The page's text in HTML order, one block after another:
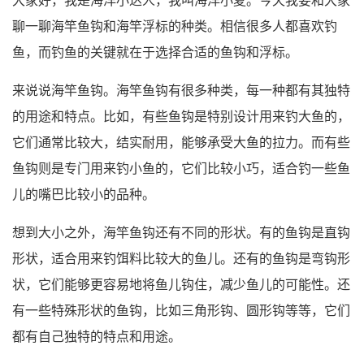
聊一聊海竿鱼钩和海竿浮标的种类。相信很多人都喜欢钓
鱼，而钓鱼的关键就在于选择合适的鱼钩和浮标。
来说说海竿鱼钩。海竿鱼钩有很多种类，每一种都有其独特
的用途和特点。比如，有些鱼钩是特别设计用来钓大鱼的，
它们通常比较大，结实耐用，能够承受大鱼的拉力。而有些
鱼钩则是专门用来钓小鱼的，它们比较小巧，适合钓一些鱼
儿的嘴巴比较小的品种。
想到大小之外，海竿鱼钩还有不同的形状。有的鱼钩是直钩
形状，适合用来钓饵料比较大的鱼儿。还有的鱼钩是弯钩形
状，它们能够更容易地将鱼儿钩住，减少鱼儿的可能性。还
有一些特殊形状的鱼钩，比如三角形钩、圆形钩等等，它们
都有自己独特的特点和用途。